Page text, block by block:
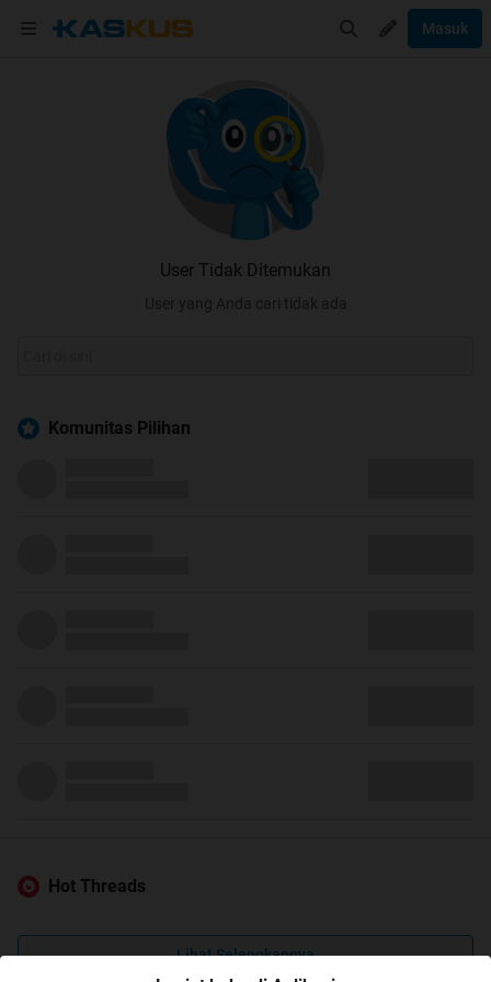
Masuk
User Tidak Ditemukan
User yang Anda cari tidak ada
Komunitas Pilihan
Hot Threads
Lihat Selengkapnya